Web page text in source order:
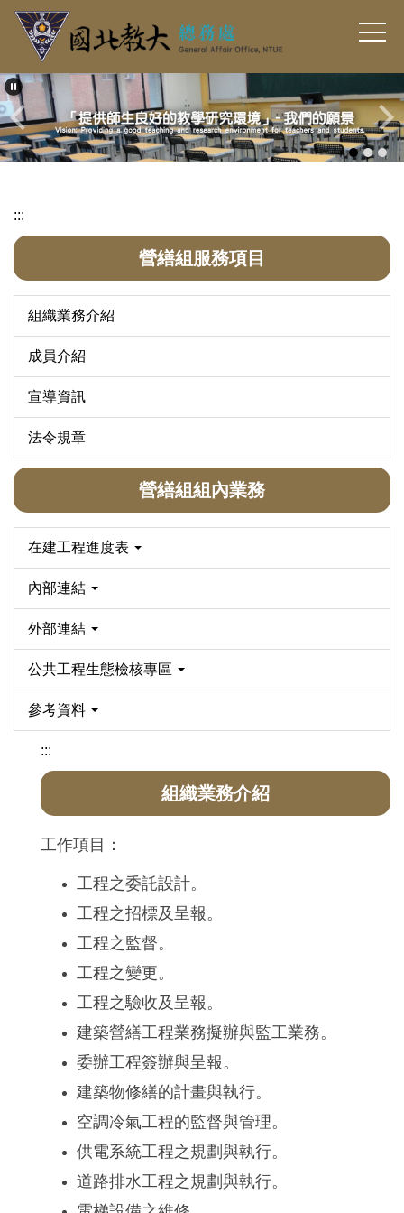
跳
要
內
容
區
:::
營繕組服務項目
組織業務介紹
成員介紹
宣導資訊
法令規章
營繕組組內業務
在建工程進度表
內部連結
外部連結
公共工程生態檢核專區
參考資料
:::
組織業務介紹
工作項目：
工程之委託設計。
工程之招標及呈報。
工程之監督。
工程之變更。
工程之驗收及呈報。
建築營繕工程業務擬辦與監工業務。
委辦工程簽辦與呈報。
建築物修繕的計畫與執行。
空調冷氣工程的監督與管理。
供電系統工程之規劃與執行。
道路排水工程之規劃與執行。